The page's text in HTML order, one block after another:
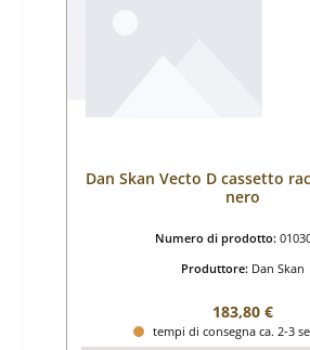
Dan Skan Vecto D cassetto
nero
Numero di prodotto:
Produttore: Dan Skan
Prezzo
183,80 €
tempi di consegna ca. 2-3